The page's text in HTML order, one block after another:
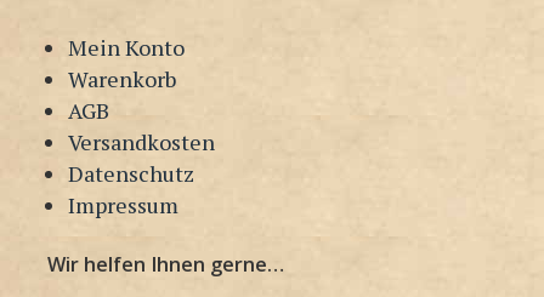
Mein Konto
Warenkorb
AGB
Versandkosten
Datenschutz
Impressum
Wir helfen Ihnen gerne…